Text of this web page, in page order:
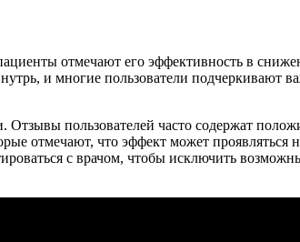
отмечают его эффективность в
и многие пользователи подчеркивают
пользователей часто содержат
отмечают, что эффект может проявляться
с врачом, чтобы исключить